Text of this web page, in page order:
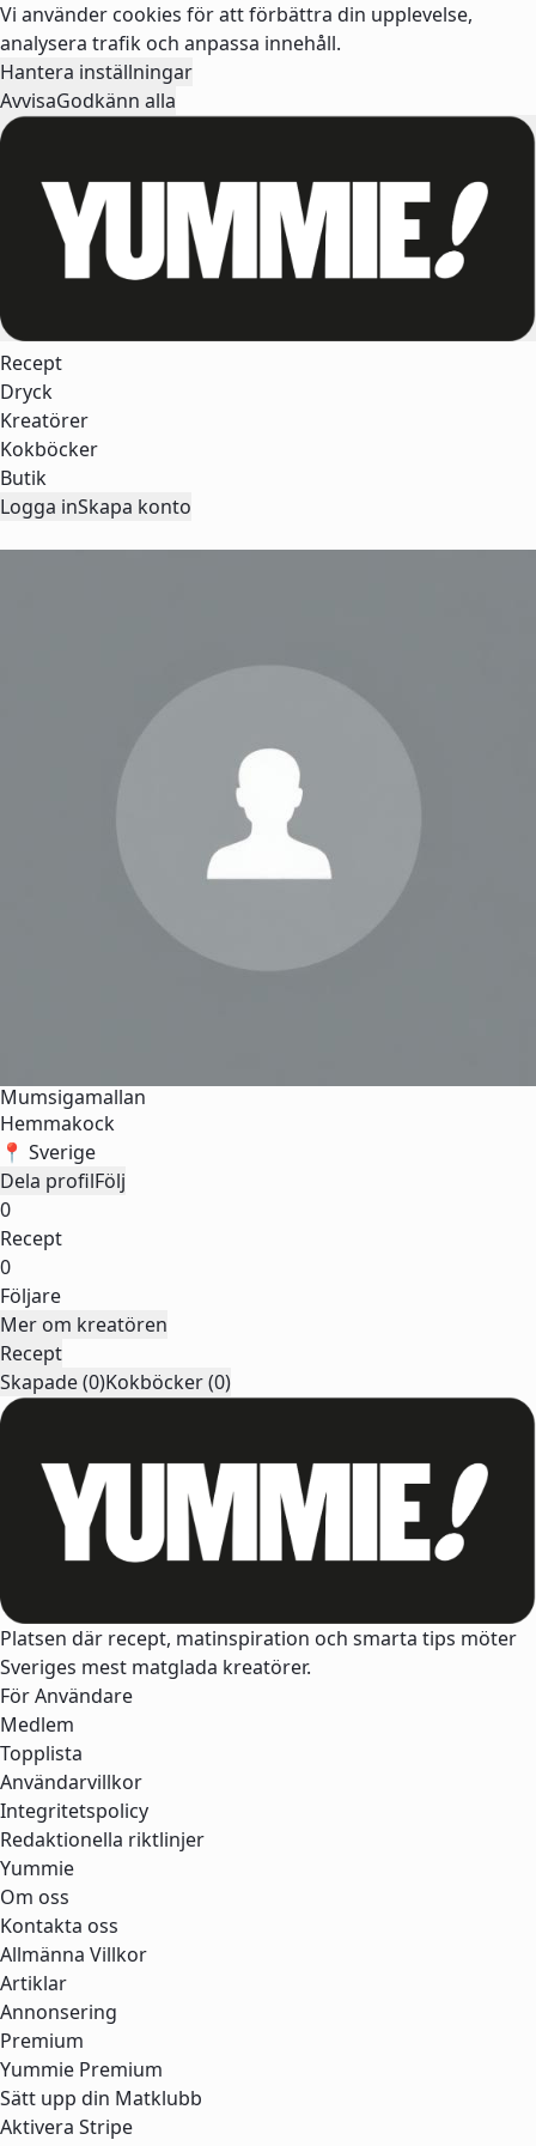
Vi använder cookies för att förbättra din upplevelse,
analysera trafik och anpassa innehåll.
Hantera inställningar
AvvisaGodkänn alla
Recept
Dryck
Kreatörer
Kokböcker
Butik
Logga inSkapa konto
Mumsigamallan
Hemmakock
📍 Sverige
Dela profilFölj
0
Recept
0
Följare
Mer om kreatören
Recept
Skapade (0)Kokböcker (0)
Platsen där recept, matinspiration och smarta tips möter
Sveriges mest matglada kreatörer.
För Användare
Medlem
Topplista
Användarvillkor
Integritetspolicy
Redaktionella riktlinjer
Yummie
Om oss
Kontakta oss
Allmänna Villkor
Artiklar
Annonsering
Premium
Yummie Premium
Sätt upp din Matklubb
Aktivera Stripe